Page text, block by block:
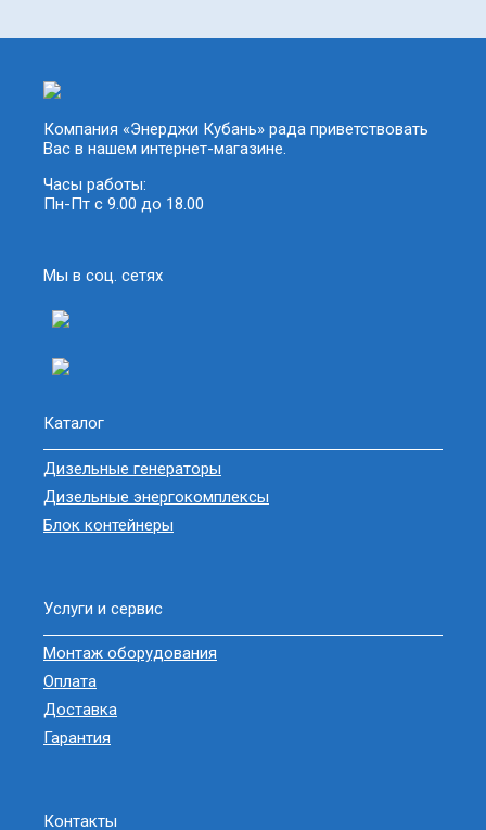
Компания «Энерджи Кубань» рада приветствовать
Вас в нашем интернет-магазине.
Часы работы:
Пн-Пт с 9.00 до 18.00
Мы в соц. сетях
Каталог
Дизельные генераторы
Дизельные энергокомплексы
Блок контейнеры
Услуги и сервис
Монтаж оборудования
Оплата
Доставка
Гарантия
Контакты